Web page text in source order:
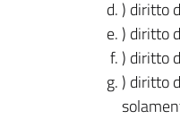
) diritto
) diritto
) diritto
) diritto